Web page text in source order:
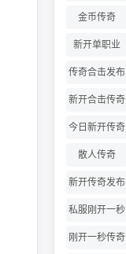
金币传奇
新开单职业
传奇合击发布
网
新开合击传奇
今日新开传奇
散人传奇
新开传奇发布
网
私服刚开一秒
刚开一秒传奇